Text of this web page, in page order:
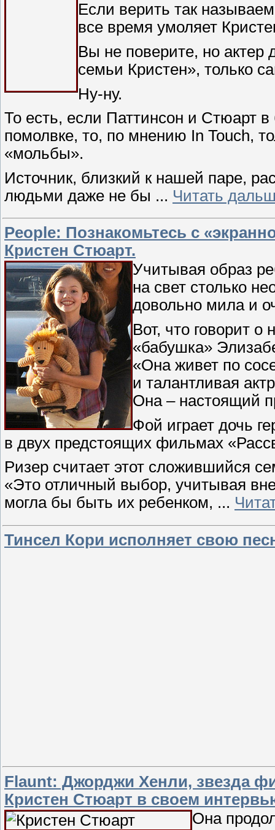
Если верить так
все время умоляет
Вы не поверите, но актер
семьи Кристен», только
Ну-ну.
То есть, если Паттинсон и Стюарт
помолвке, то, по мнению In Touch,
«мольбы».
Источник, близкий к нашей паре,
людьми даже не бы ... Читать
People: Познакомьтесь с
Кристен Стюарт.
Учитывая образ
на свет столько
довольно мила и
Вот, что говорит о
«бабушка»
«Она живет по
и талантливая
Она – настоящий
Фой играет дочь
в двух предстоящих фильмах
Ризер считает этот сложившийся
«Это отличный выбор, учитывая
могла бы быть их ребенком, ...
Тинсел Кори исполняет свою
Flaunt: Джорджи Хенли, звезда
Кристен Стюарт в своем
Она